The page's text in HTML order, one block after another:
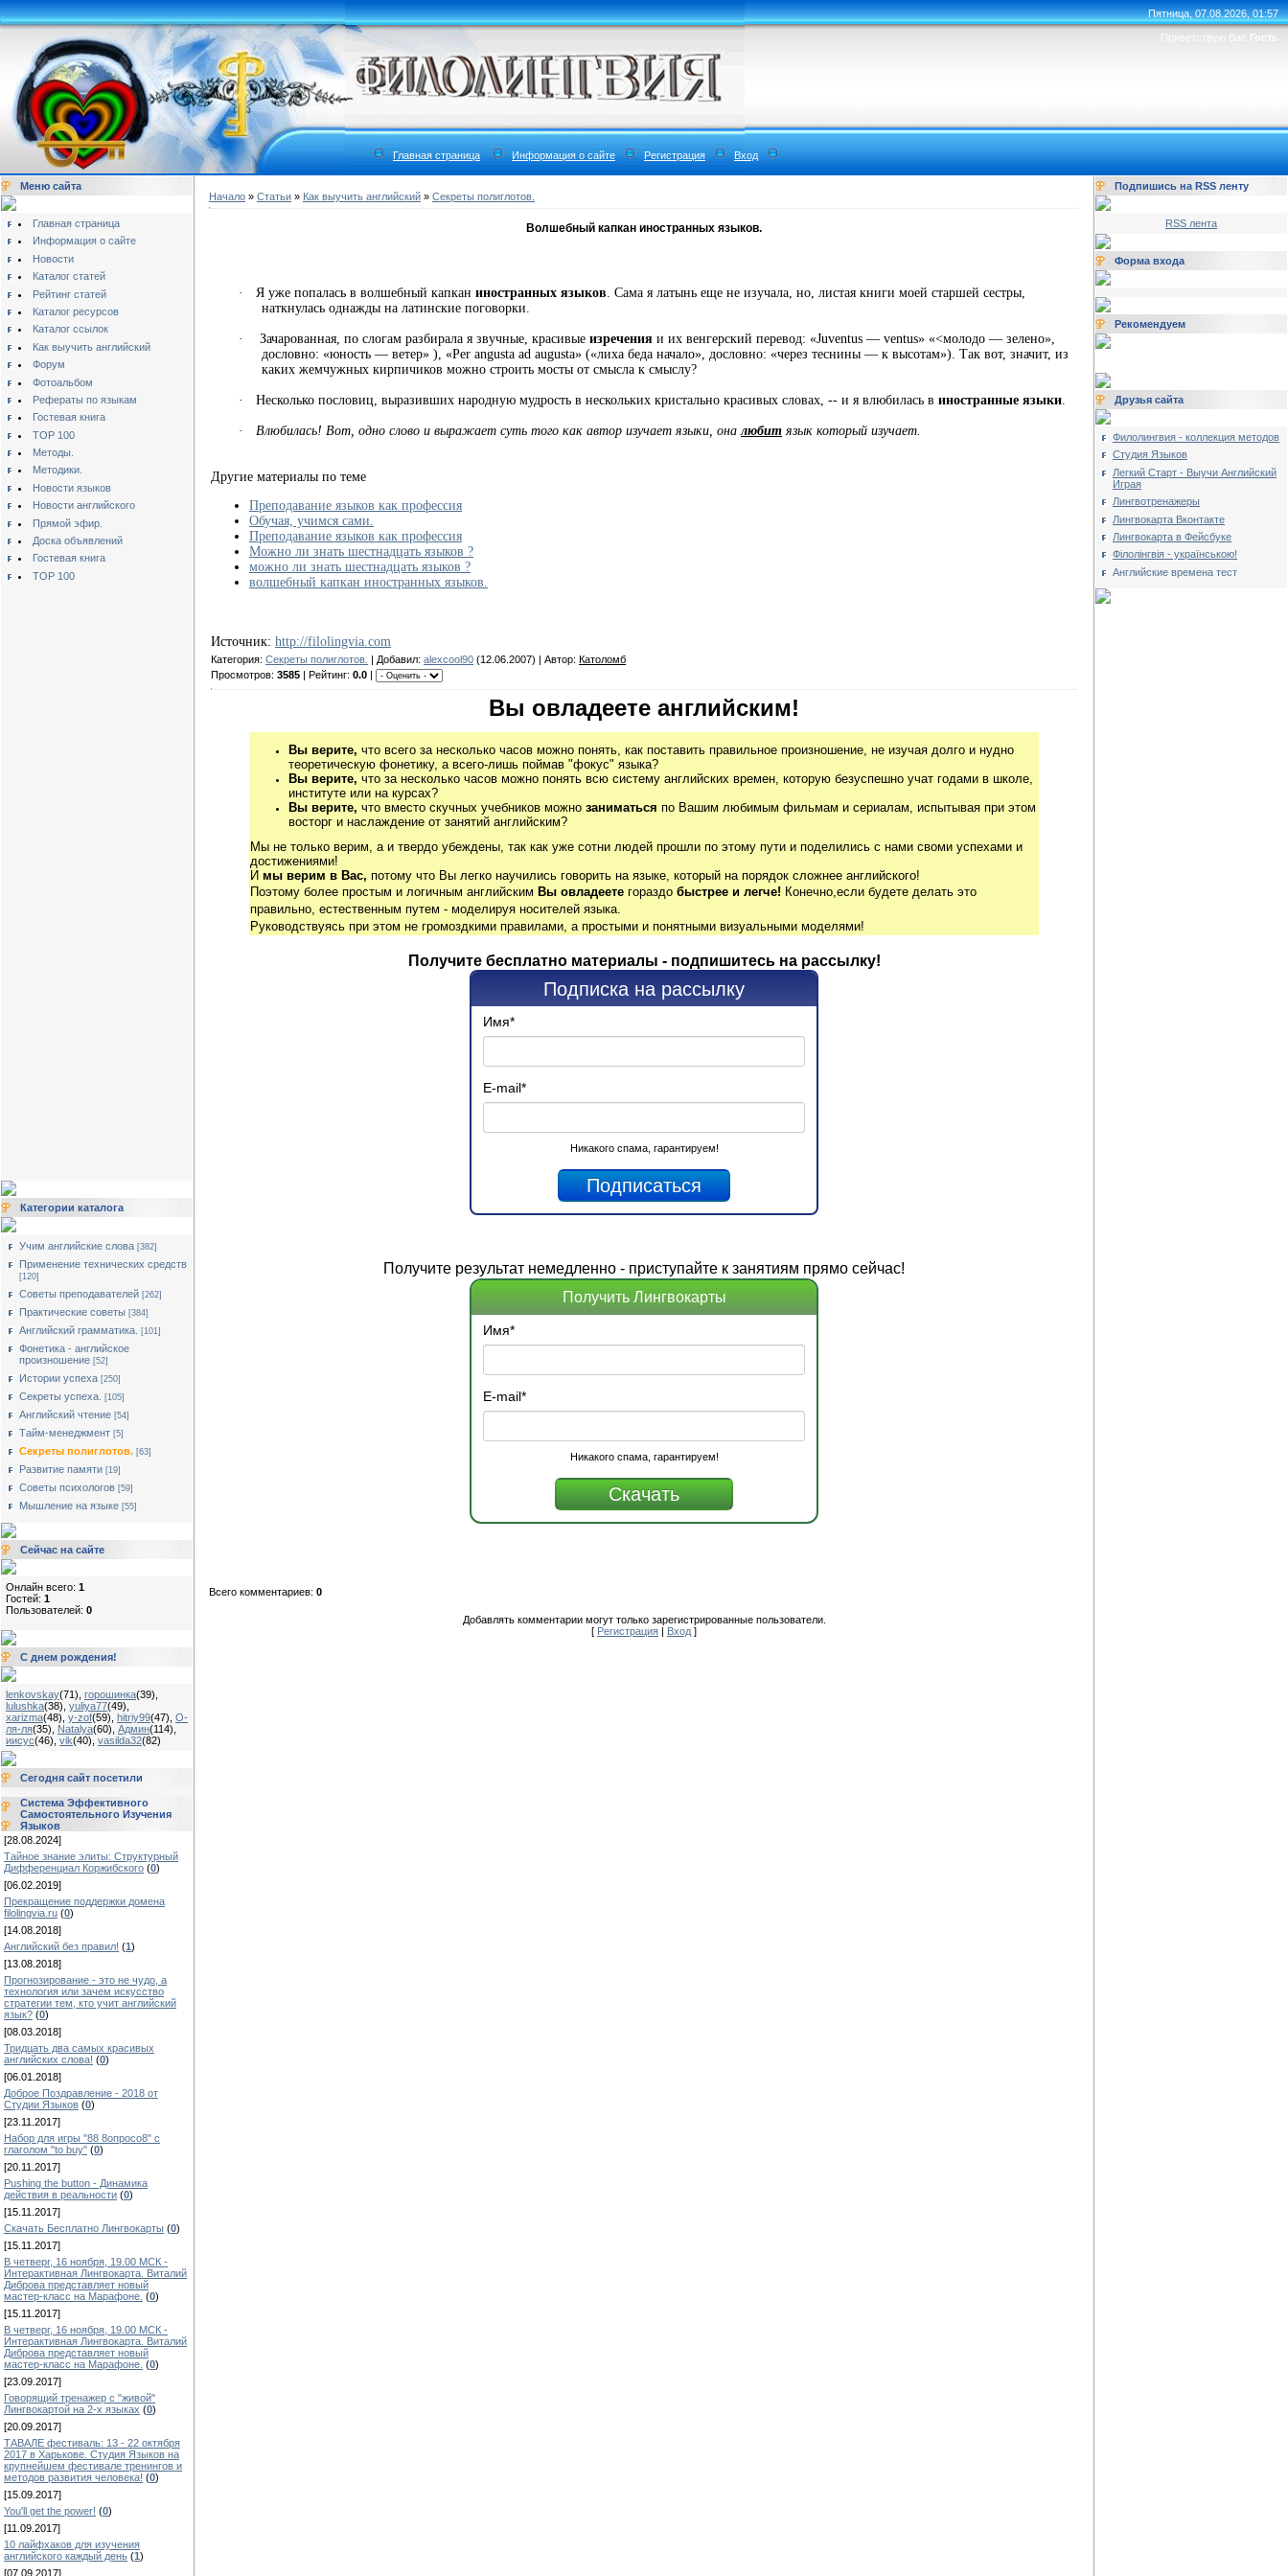
Пятница, 07.08.2026, 01:57
Приветствую Вас Гость
Главная страница Информация о сайте Регистрация Вход
Меню сайта
Главная страница
Информация о сайте
Новости
Каталог статей
Рейтинг статей
Каталог ресурсов
Каталог ссылок
Как выучить английский
Форум
Фотоальбом
Рефераты по языкам
Гостевая книга
TOP 100
Методы.
Методики.
Новости языков
Новости английского
Прямой эфир.
Доска объявлений
Гостевая книга
TOP 100
Категории каталога
Учим английские слова [382]
Применение технических средств
[120]
Советы преподавателей [262]
Практические советы [384]
Английский грамматика. [101]
Фонетика - английское
произношение [52]
Истории успеха [250]
Секреты успеха. [105]
Английский чтение [54]
Тайм-менеджмент [5]
Секреты полиглотов. [63]
Развитие памяти [19]
Советы психологов [59]
Мышление на языке [55]
Сейчас на сайте
Онлайн всего: 1
Гостей: 1
Пользователей: 0
С днем рождения!
lenkovskay(71) горошинка(39)
lulushka(38) yuliya77(49)
xarizma(48) y-zof(59) hitriy99(47) О-
ля-ля(35) Natalya(60) Админ(114)
иисус(46) vik(40) vasilda32(82)
Сегодня сайт посетили
Система Эффективного
Самостоятельного Изучения
Языков
[28.08.2024]
Тайное знание элиты: Структурный
Дифференциал Коржибского (0)
[06.02.2019]
Прекращение поддержки домена
filolingvia.ru (0)
[14.08.2018]
Английский без правил! (1)
[13.08.2018]
Прогнозирование - это не чудо, а
технология или зачем искусство
стратегии тем, кто учит английский
язык? (0)
[08.03.2018]
Тридцать два самых красивых
английских слова! (0)
[06.01.2018]
Доброе Поздравление - 2018 от
Студии Языков (0)
[23.11.2017]
Набор для игры "88 8опросо8" с
глаголом "to buy" (0)
[20.11.2017]
Pushing the button - Динамика
действия в реальности (0)
[15.11.2017]
Скачать Бесплатно Лингвокарты (0)
[15.11.2017]
В четверг, 16 ноября, 19.00 МСК -
Интерактивная Лингвокарта. Виталий
Диброва представляет новый
мастер-класс на Марафоне. (0)
[15.11.2017]
В четверг, 16 ноября, 19.00 МСК -
Интерактивная Лингвокарта. Виталий
Диброва представляет новый
мастер-класс на Марафоне. (0)
[23.09.2017]
Говорящий тренажер с "живой"
Лингвокартой на 2-х языках (0)
[20.09.2017]
ТАВАЛЕ фестиваль: 13 - 22 октября
2017 в Харькове. Студия Языков на
крупнейшем фестивале тренингов и
методов развития человека! (0)
[15.09.2017]
You'll get the power! (0)
[11.09.2017]
10 лайфхаков для изучения
английского каждый день (1)
[07.09.2017]
Начало » Статьи » Как выучить английский » Секреты полиглотов.
Волшебный капкан иностранных языков.
· Я уже попалась в волшебный капкан иностранных языков. Сама я латынь еще не изучала, но, листая книги моей старшей сестры,
наткнулась однажды на латинские поговорки.
· Зачарованная, по слогам разбирала я звучные, красивые изречения и их венгерский перевод: «Juventus — ventus» «<молодо — зелено»,
дословно: «юность — ветер» ), «Per angusta ad augusta» («лиха беда начало», дословно: «через теснины — к высотам»). Так вот, значит, из
каких жемчужных кирпичиков можно строить мосты от смысла к смыслу?
· Несколько пословиц, выразивших народную мудрость в нескольких кристально красивых словах, -- и я влюбилась в иностранные языки.
· Влюбилась! Вот, одно слово и выражает суть того как автор изучает языки, она любит язык который изучает.
Другие материалы по теме
Преподавание языков как профессия
Обучая, учимся сами.
Преподавание языков как профессия
Можно ли знать шестнадцать языков ?
можно ли знать шестнадцать языков ?
волшебный капкан иностранных языков.
Источник: http://filolingvia.com
Категория: Секреты полиглотов. | Добавил: alexcool90 (12.06.2007) | Автор: Католомб
Просмотров: 3585 | Рейтинг: 0.0
Вы овладеете английским!
Вы верите, что всего за несколько часов можно понять, как поставить правильное произношение, не изучая долго и нудно
теоретическую фонетику, а всего-лишь поймав "фокус" языка?
Вы верите, что за несколько часов можно понять всю систему английских времен, которую безуспешно учат годами в школе,
институте или на курсах?
Вы верите, что вместо скучных учебников можно заниматься по Вашим любимым фильмам и сериалам, испытывая при этом
восторг и наслаждение от занятий английским?
Мы не только верим, а и твердо убеждены, так как уже сотни людей прошли по этому пути и поделились с нами своми успехами и
достижениями!
И мы верим в Вас, потому что Вы легко научились говорить на языке, который на порядок сложнее английского!
Поэтому более простым и логичным английским Вы овладеете гораздо быстрее и легче! Конечно,если будете делать это
правильно, естественным путем - моделируя носителей языка.
Руководствуясь при этом не громоздкими правилами, а простыми и понятными визуальными моделями!
Получите бесплатно материалы - подпишитесь на рассылку!
Подписка на рассылку
Имя*
E-mail*
Никакого спама, гарантируем!
Получите результат немедленно - приступайте к занятиям прямо сейчас!
Получить Лингвокарты
Имя*
E-mail*
Никакого спама, гарантируем!
Всего комментариев: 0
Добавлять комментарии могут только зарегистрированные пользователи.
[ Регистрация Вход ]
Подпишись на RSS ленту
RSS лента
Форма входа
Рекомендуем
Друзья сайта
Филолингвия - коллекция методов
Студия Языков
Легкий Старт - Выучи Английский
Играя
Лингвотренажеры
Лингвокарта Вконтакте
Лингвокарта в Фейсбуке
Філолінгвія - українською!
Английские времена тест